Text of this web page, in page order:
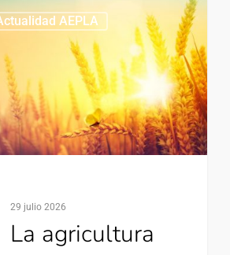
AEPLA
29 julio 2026
La agricultura